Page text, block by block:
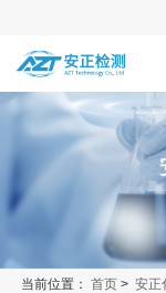
当前位置：首页 >安正